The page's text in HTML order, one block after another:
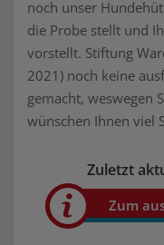
noch unser
die Probe stellt und
vorstellt. Stiftung
2021) noch keine
gemacht, weswegen
wünschen Ihnen viel
Zuletzt
Zum